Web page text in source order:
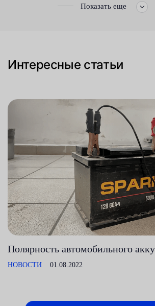
Показать еще
Интересные статьи
Полярность автомобильного
НОВОСТИ 01.08.2022